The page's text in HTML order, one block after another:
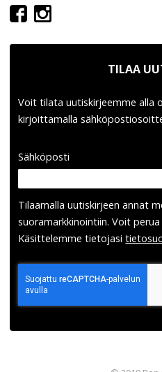
TILAA
Voit tilata uutiskirjeemme alla
kirjoittamalla
Sähköposti
Tilaamalla uutis­kirjeen annat
suora­markkinointiin. Voit
Käsittelemme tietojasi